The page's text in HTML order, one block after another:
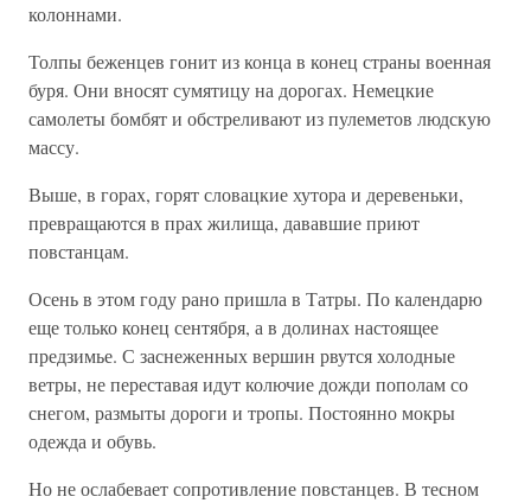
колоннами.
Толпы беженцев гонит из конца в конец страны военная
буря. Они вносят сумятицу на дорогах. Немецкие
самолеты бомбят и обстреливают из пулеметов людскую
массу.
Выше, в горах, горят словацкие хутора и деревеньки,
превращаются в прах жилища, дававшие приют
повстанцам.
Осень в этом году рано пришла в Татры. По календарю
еще только конец сентября, а в долинах настоящее
предзимье. С заснеженных вершин рвутся холодные
ветры, не переставая идут колючие дожди пополам со
снегом, размыты дороги и тропы. Постоянно мокры
одежда и обувь.
Но не ослабевает сопротивление повстанцев. В тесном